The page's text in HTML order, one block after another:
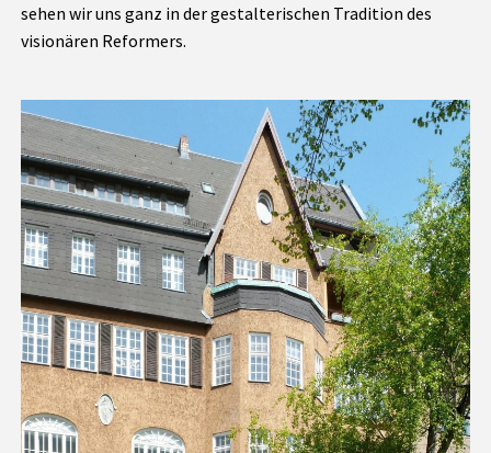
sehen wir uns ganz in der gestalterischen Tradition des
visionären Reformers.